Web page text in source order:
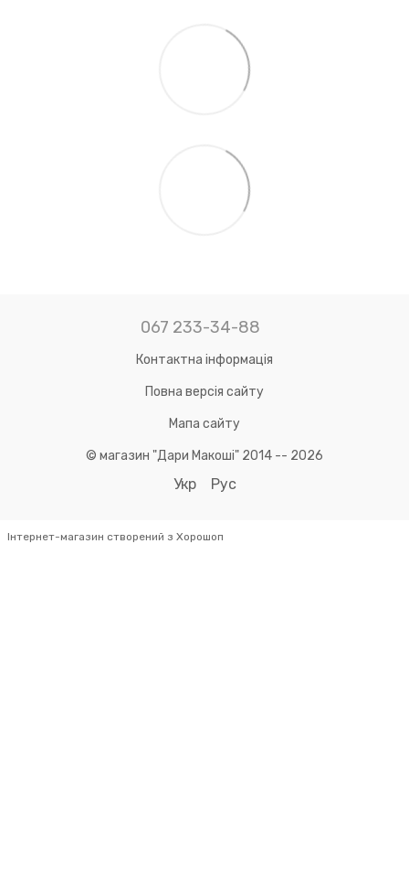
067 233-34-88
Контактна інформація
Повна версія сайту
Мапа сайту
© магазин "Дари Макоші" 2014 -- 2026
Укр Рус
Інтернет-магазин створений з Хорошоп